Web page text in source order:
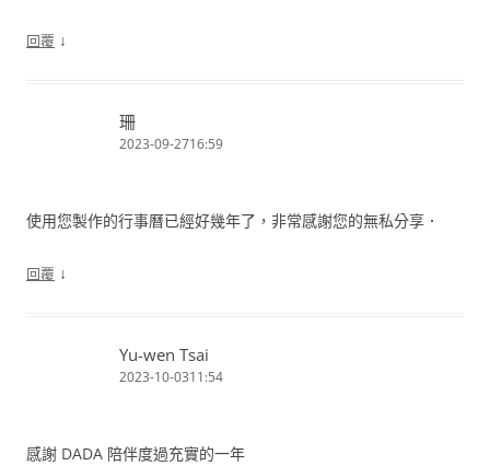
回覆 ↓
珊
2023-09-2716:59
使用您製作的行事曆已經好幾年了，非常感謝您的無私分享．
回覆 ↓
Yu-wen Tsai
2023-10-0311:54
感謝 DADA 陪伴度過充實的一年